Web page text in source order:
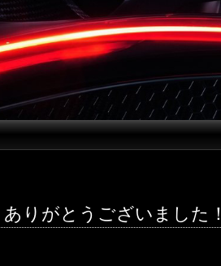
りがとうございました！